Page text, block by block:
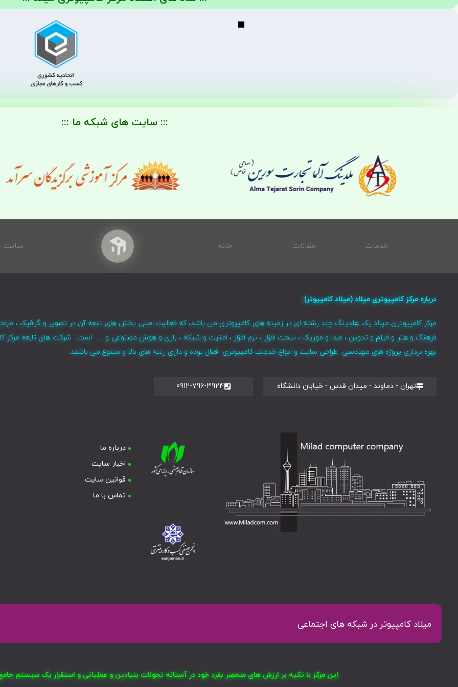
::: سایت های شبکه ما :::
خدمات مقالات خانه سایت
درباره مرکز کامپیوتری میلاد (میلاد کامپیوتر)
مرکز کامپیوتری میلاد یک هلدینگ چند رشته ای در زمینه های کامپیوتری می باشد، که فعالیت اصلی بخش های تابعه آن در تصویر و گرافیک ،
فرهنگ و هنر و فیلم و تدوین ، صدا و موزیک ، سخت افزار ، نرم افزار ، امنیت و شبکه ، بازی و هوش مصنوعی و … است. شرکت های تابعه مرکز
بهره برداری پروژه های مهندسی طراحی سایت و انواع خدمات کامپیوتری فعال بوده و دارای رتبه های بالا و متنوع می باشند.
تهران - دماوند - میدان قدس - خیابان دانشگاه 0912-796-3924
درباره ما
اخبار سایت
قوانین سایت
تماس با ما
میلاد کامپیوتر در شبکه های اجتماعی
این مرکز با تکیه بر ارزش های منحصر بفرد خود در آستانه تحولات بنیادین و عملیاتی و استقرار یک